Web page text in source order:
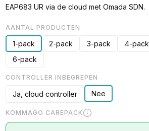
EAP683 UR via de cloud met Omada SDN.
AANTAL PRODUCTEN
1-pack 2-pack 3-pack 4-pack
6-pack
CONTROLLER INBEGREPEN
Ja, cloud controller Nee
KOMMAGO CAREPACK